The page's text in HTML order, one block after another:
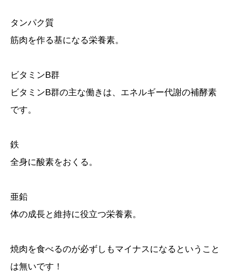
タンパク質
筋肉を作る基になる栄養素。
ビタミンB群
ビタミンB群の主な働きは、エネルギー代謝の補酵素
です。
鉄
全身に酸素をおくる。
亜鉛
体の成長と維持に役立つ栄養素。
焼肉を食べるのが必ずしもマイナスになるということ
は無いです！